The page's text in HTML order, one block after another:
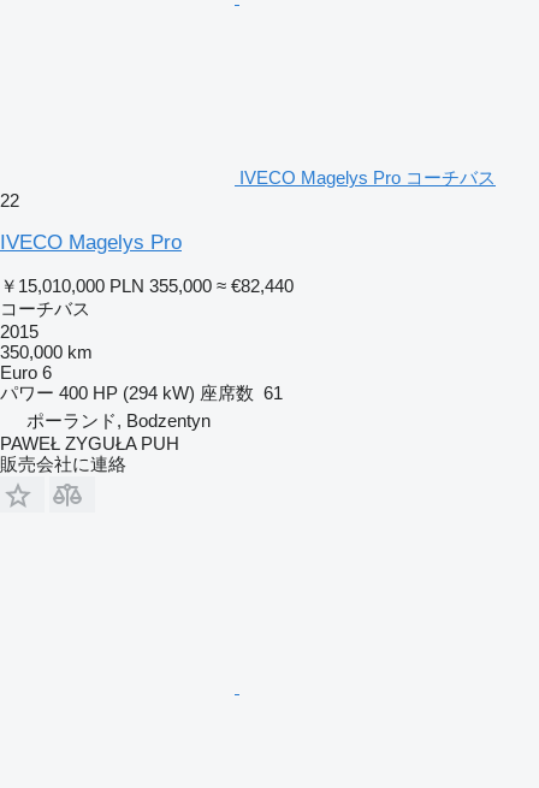
IVECO Magelys Pro コーチバス
22
IVECO Magelys Pro
￥15,010,000 PLN 355,000 ≈ €82,440
コーチバス
2015
350,000 km
Euro 6
パワー 400 HP (294 kW) 座席数 61
ポーランド, Bodzentyn
PAWEŁ ZYGUŁA PUH
販売会社に連絡